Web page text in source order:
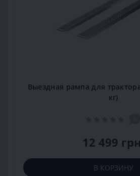
Выездная рампа для
кг)
12 499
В КОРЗИНУ